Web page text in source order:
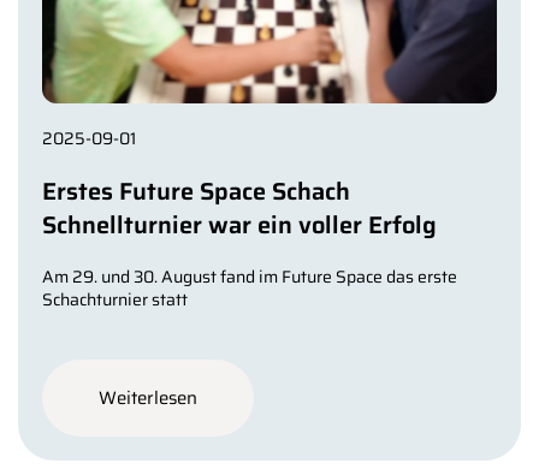
2025-09-01
Erstes Future Space Schach
Schnellturnier war ein voller Erfolg
Am 29. und 30. August fand im Future Space das erste
Schachturnier statt
Weiterlesen